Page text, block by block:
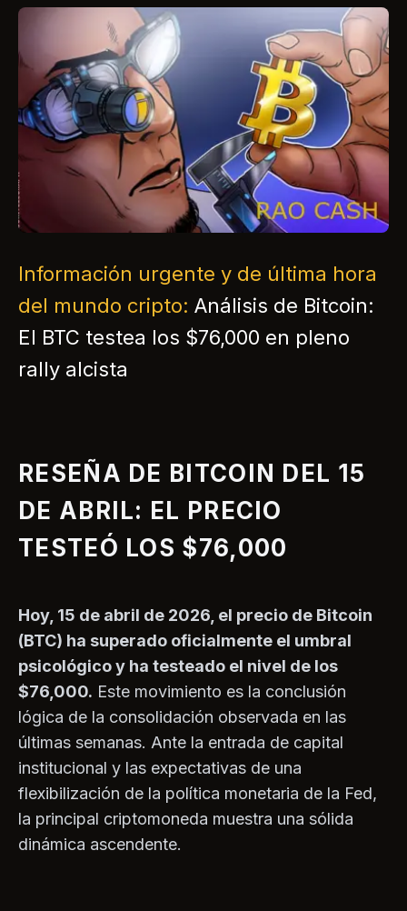
Información urgente y de última hora
del mundo cripto: Análisis de Bitcoin:
El BTC testea los $76,000 en pleno
rally alcista
RESEÑA DE BITCOIN DEL 15
DE ABRIL: EL PRECIO
TESTEÓ LOS $76,000
Hoy, 15 de abril de 2026, el precio de Bitcoin
(BTC) ha superado oficialmente el umbral
psicológico y ha testeado el nivel de los
$76,000. Este movimiento es la conclusión
lógica de la consolidación observada en las
últimas semanas. Ante la entrada de capital
institucional y las expectativas de una
flexibilización de la política monetaria de la Fed,
la principal criptomoneda muestra una sólida
dinámica ascendente.